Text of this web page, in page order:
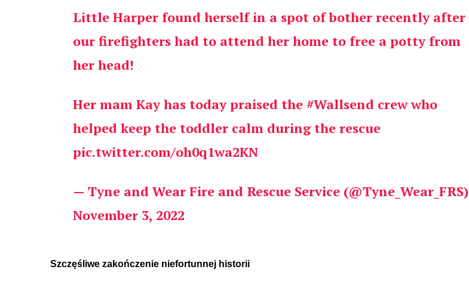
Little Harper found herself in a spot of bother recently after
our firefighters had to attend her home to free a potty from
her head!
Her mam Kay has today praised the #Wallsendcrew who
helped keep the toddler calm during the rescue
pic.twitter.com/oh0q1wa2KN
— Tyne and Wear Fire and Rescue Service (@Tyne_Wear_FRS)
November 3, 2022
Szczęśliwe zakończenie niefortunnej historii